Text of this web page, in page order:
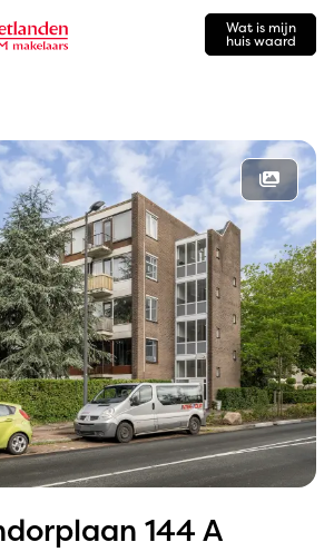
Wat is mijn
huis waard
144 A